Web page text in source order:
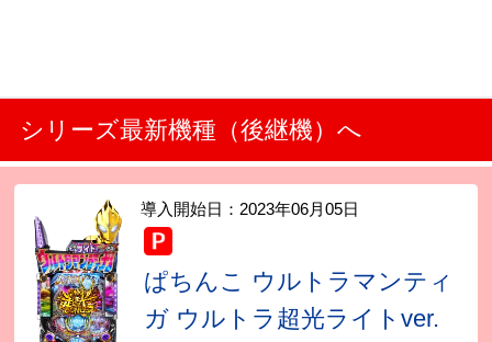
シリーズ最新機種（後継機）へ
導入開始日： 2023年06月05日
ぱちんこ ウルトラマンティ
ガ ウルトラ超光ライトver.